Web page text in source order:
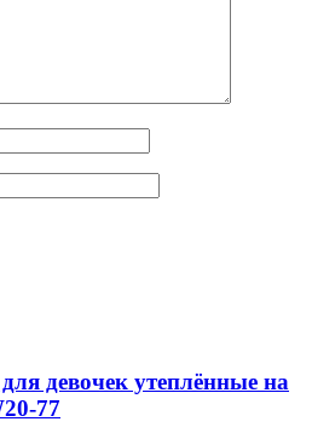
девочек утеплённые на
77